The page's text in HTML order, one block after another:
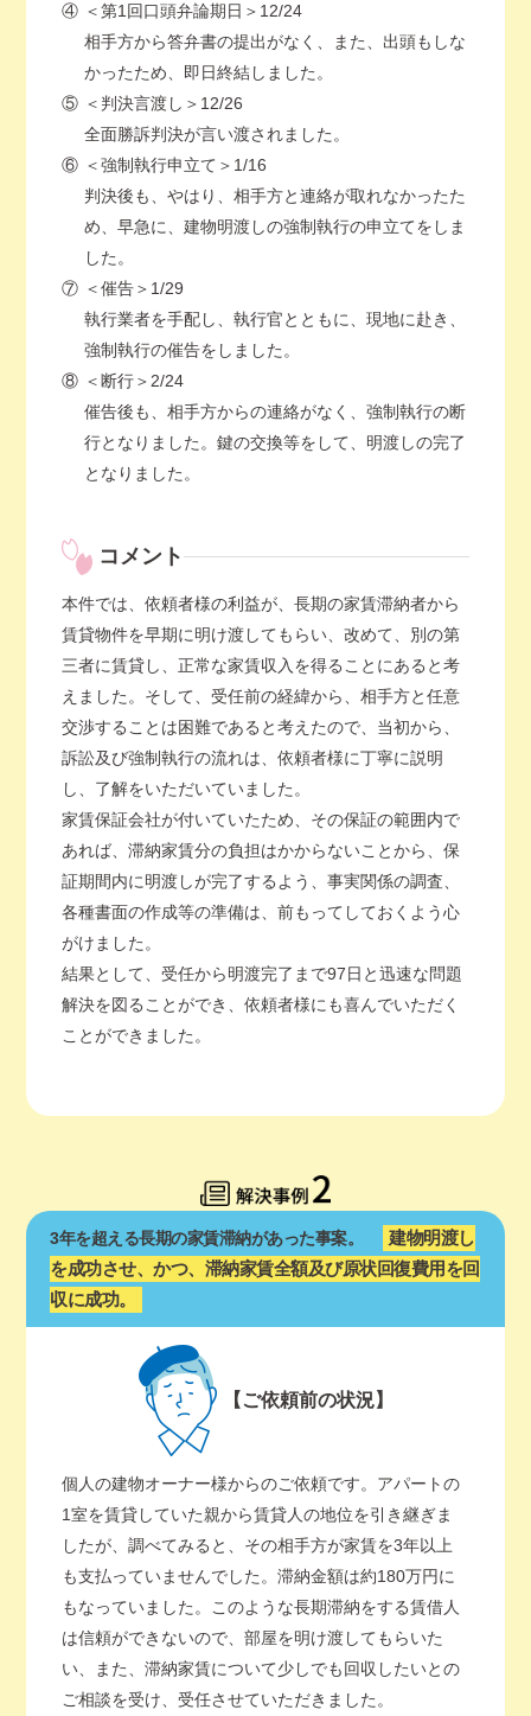
④ ＜第1回口頭弁論期日＞12/24
相手方から答弁書の提出がなく、また、出頭もしな
かったため、即日終結しました。
⑤ ＜判決言渡し＞12/26
全面勝訴判決が言い渡されました。
⑥ ＜強制執行申立て＞1/16
判決後も、やはり、相手方と連絡が取れなかったた
め、早急に、建物明渡しの強制執行の申立てをしま
した。
⑦ ＜催告＞1/29
執行業者を手配し、執行官とともに、現地に赴き、
強制執行の催告をしました。
⑧ ＜断行＞2/24
催告後も、相手方からの連絡がなく、強制執行の断
行となりました。鍵の交換等をして、明渡しの完了
となりました。
コメント
本件では、依頼者様の利益が、長期の家賃滞納者から
賃貸物件を早期に明け渡してもらい、改めて、別の第
三者に賃貸し、正常な家賃収入を得ることにあると考
えました。そして、受任前の経緯から、相手方と任意
交渉することは困難であると考えたので、当初から、
訴訟及び強制執行の流れは、依頼者様に丁寧に説明
し、了解をいただいていました。
家賃保証会社が付いていたため、その保証の範囲内で
あれば、滞納家賃分の負担はかからないことから、保
証期間内に明渡しが完了するよう、事実関係の調査、
各種書面の作成等の準備は、前もってしておくよう心
がけました。
結果として、受任から明渡完了まで97日と迅速な問題
解決を図ることができ、依頼者様にも喜んでいただく
ことができました。
3年を超える長期の家賃滞納があった事案。
建物明渡し
を成功させ、かつ、滞納家賃全額及び原状回復費用を回
収に成功。
【ご依頼前の状況】
個人の建物オーナー様からのご依頼です。アパートの
1室を賃貸していた親から賃貸人の地位を引き継ぎま
したが、調べてみると、その相手方が家賃を3年以上
も支払っていませんでした。滞納金額は約180万円に
もなっていました。このような長期滞納をする賃借人
は信頼ができないので、部屋を明け渡してもらいた
い、また、滞納家賃について少しでも回収したいとの
ご相談を受け、受任させていただきました。